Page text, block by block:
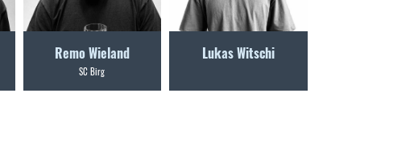
Remo Wieland
SC Birg
Lukas Witschi